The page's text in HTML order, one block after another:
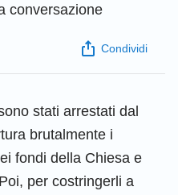
conversazione
Condividi
stati arrestati dal
brutalmente i
fondi della Chiesa e
per costringerli a